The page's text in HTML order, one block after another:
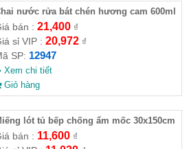
nước rửa bát chén hương cam 600ml
hàng Nhật
bán : 21,400₫
sỉ VIP : 20,972₫
SP: 12947
Xem chi tiết
Giỏ hàng
lót tủ bếp chống ẩm mốc 30x150cm
bán : 11,600₫